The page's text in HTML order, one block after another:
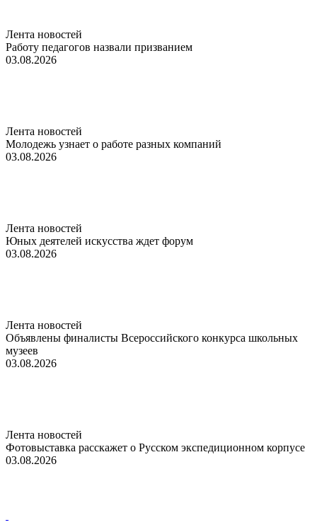
Лента новостей
Работу педагогов назвали призванием
03.08.2026
Лента новостей
Молодежь узнает о работе разных компаний
03.08.2026
Лента новостей
Юных деятелей искусства ждет форум
03.08.2026
Лента новостей
Объявлены финалисты Всероссийского конкурса школьных
музеев
03.08.2026
Лента новостей
Фотовыставка расскажет о Русском экспедиционном корпусе
03.08.2026